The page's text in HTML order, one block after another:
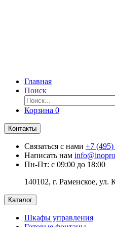
Главная
Поиск
Корзина 0
Контакты
Связаться с нами +7
Написать нам
Пн-Пт: с 09:00 до 18:00
140102, г. Раменское,
Каталог
Шкафы управления